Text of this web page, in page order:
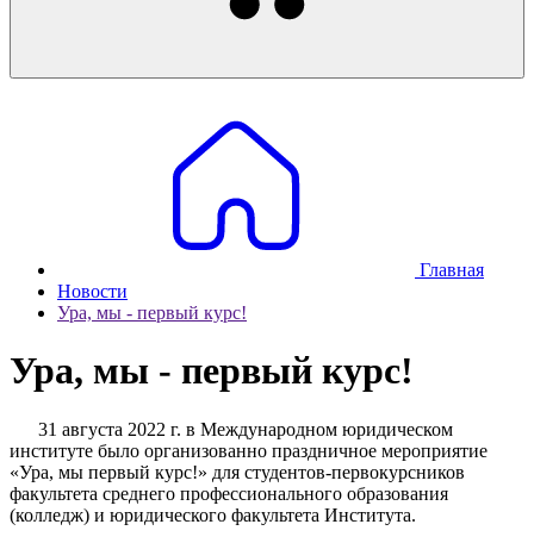
Главная
Новости
Ура, мы - первый курс!
Ура, мы - первый курс!
31 августа 2022 г. в Международном юридическом
институте было организованно праздничное мероприятие
«Ура, мы первый курс!» для студентов-первокурсников
факультета среднего профессионального образования
(колледж) и юридического факультета Института.